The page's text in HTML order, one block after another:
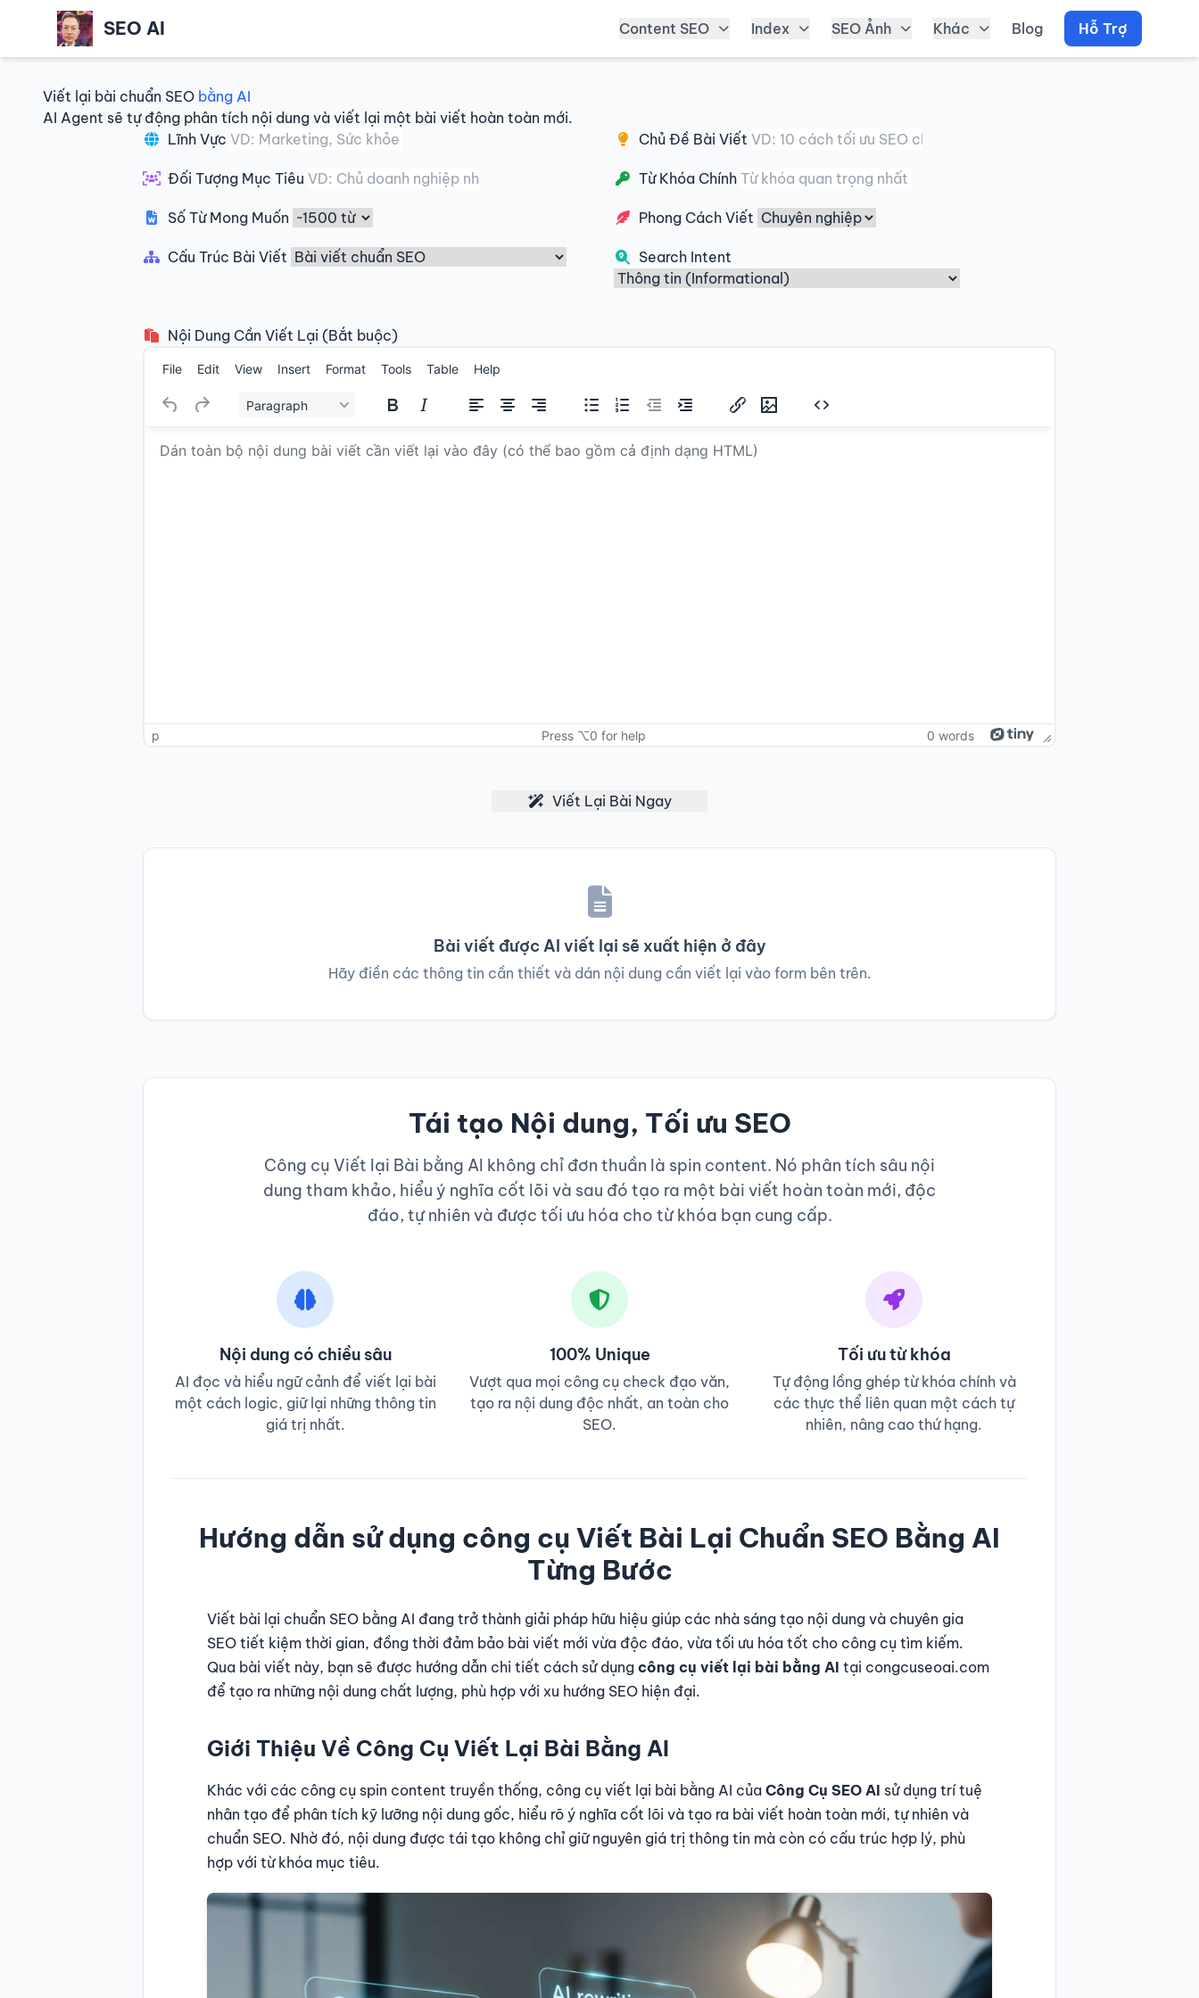
SEO AI Content SEO Index SEO Ảnh Khác Blog Hỗ Trợ
Viết lại bài chuẩn SEO bằng AI
AI Agent sẽ tự động phân tích nội dung và viết lại một bài viết hoàn toàn mới.
Lĩnh Vực
Đối Tượng Mục Tiêu
Số Từ Mong Muốn
Cấu Trúc Bài Viết
Chủ Đề Bài Viết
Từ Khóa Chính
Phong Cách Viết
Search Intent
Nội Dung Cần Viết Lại (Bắt buộc)
File Edit View Insert Format Tools Table Help
Paragraph
p Press ⌥0 for help 0 words
Viết Lại Bài Ngay
Bài viết được AI viết lại sẽ xuất hiện ở đây
Hãy điền các thông tin cần thiết và dán nội dung cần viết lại vào form bên trên.
Tái tạo Nội dung, Tối ưu SEO
Công cụ Viết lại Bài bằng AI không chỉ đơn thuần là spin content. Nó phân tích sâu nội
dung tham khảo, hiểu ý nghĩa cốt lõi và sau đó tạo ra một bài viết hoàn toàn mới, độc
đáo, tự nhiên và được tối ưu hóa cho từ khóa bạn cung cấp.
Nội dung có chiều sâu
AI đọc và hiểu ngữ cảnh để viết lại bài
một cách logic, giữ lại những thông tin
giá trị nhất.
100% Unique
Vượt qua mọi công cụ check đạo văn,
tạo ra nội dung độc nhất, an toàn cho
SEO.
Tối ưu từ khóa
Tự động lồng ghép từ khóa chính và
các thực thể liên quan một cách tự
nhiên, nâng cao thứ hạng.
Hướng dẫn sử dụng công cụ Viết Bài Lại Chuẩn SEO Bằng AI
Từng Bước
Viết bài lại chuẩn SEO bằng AI đang trở thành giải pháp hữu hiệu giúp các nhà sáng tạo nội dung và chuyên gia
SEO tiết kiệm thời gian, đồng thời đảm bảo bài viết mới vừa độc đáo, vừa tối ưu hóa tốt cho công cụ tìm kiếm.
Qua bài viết này, bạn sẽ được hướng dẫn chi tiết cách sử dụng công cụ viết lại bài bằng AI tại congcuseoai.com
để tạo ra những nội dung chất lượng, phù hợp với xu hướng SEO hiện đại.
Giới Thiệu Về Công Cụ Viết Lại Bài Bằng AI
Khác với các công cụ spin content truyền thống, công cụ viết lại bài bằng AI của Công Cụ SEO AI sử dụng trí tuệ
nhân tạo để phân tích kỹ lưỡng nội dung gốc, hiểu rõ ý nghĩa cốt lõi và tạo ra bài viết hoàn toàn mới, tự nhiên và
chuẩn SEO. Nhờ đó, nội dung được tái tạo không chỉ giữ nguyên giá trị thông tin mà còn có cấu trúc hợp lý, phù
hợp với từ khóa mục tiêu.